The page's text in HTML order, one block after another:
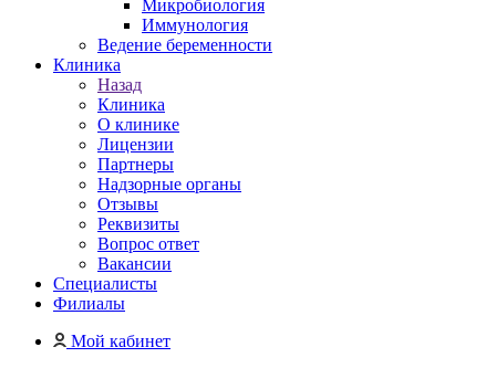
Микробиология
Иммунология
Ведение беременности
Клиника
Назад
Клиника
О клинике
Лицензии
Партнеры
Надзорные органы
Отзывы
Реквизиты
Вопрос ответ
Вакансии
Специалисты
Филиалы
Мой кабинет